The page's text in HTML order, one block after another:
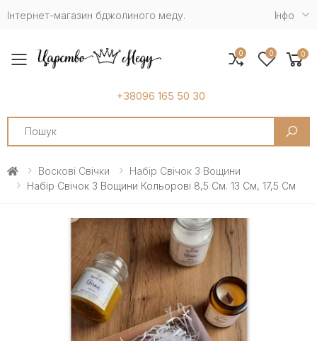
Інтернет-магазин бджолиного меду. Iнфо
Toggle mobile menu
+38096 165 50 30
Search
0 0 0
Воскові Свічки
Набір Свічок З Вощини
Набір Свічок З Вощини Кольорові 8,5 См. 13 См, 17,5 См